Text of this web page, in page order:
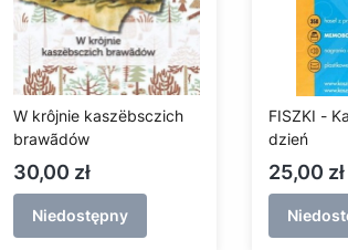
W krôjnie kaszëbsczich
brawãdów
Cena
30,00 zł
Niedostępny
FISZKI -
dzień
Cena
25,00 zł